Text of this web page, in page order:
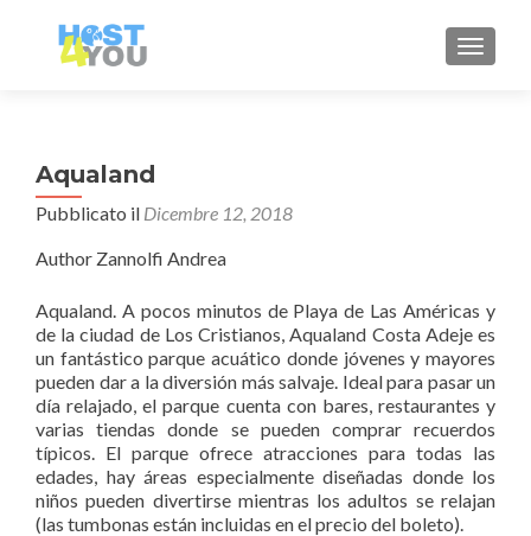
Aqualand
Pubblicato il Dicembre 12, 2018
Author Zannolfi Andrea
Aqualand. A pocos minutos de Playa de Las Américas y
de la ciudad de Los Cristianos, Aqualand Costa Adeje es
un fantástico parque acuático donde jóvenes y mayores
pueden dar a la diversión más salvaje. Ideal para pasar un
día relajado, el parque cuenta con bares, restaurantes y
varias tiendas donde se pueden comprar recuerdos
típicos. El parque ofrece atracciones para todas las
edades, hay áreas especialmente diseñadas donde los
niños pueden divertirse mientras los adultos se relajan
(las tumbonas están incluidas en el precio del boleto).